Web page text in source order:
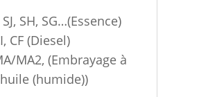
SH, SG…(Essence)
CF (Diesel)
MA2, (Embrayage à
(humide))